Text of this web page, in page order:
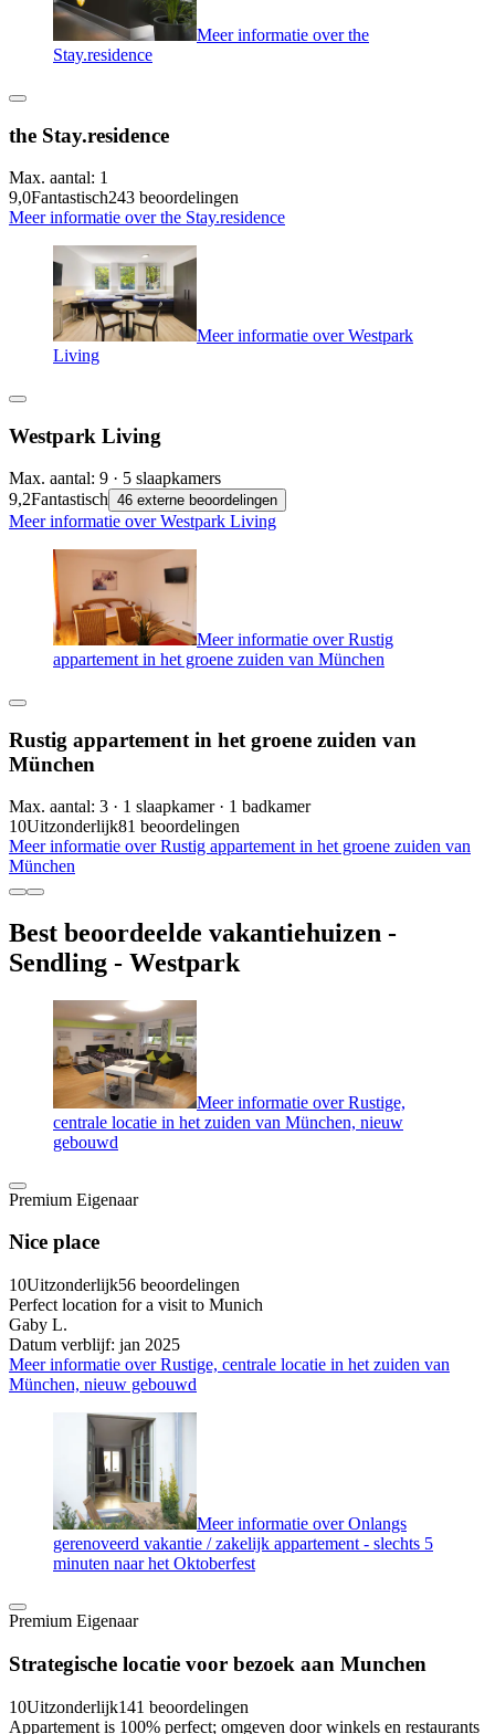
Meer informatie over the
Stay.residence
the Stay.residence
Max. aantal: 1
9,0Fantastisch243 beoordelingen
Meer informatie over the Stay.residence
Meer informatie over Westpark
Living
Westpark Living
Max. aantal: 9 · 5 slaapkamers
9,2Fantastisch 46 externe beoordelingen
Meer informatie over Westpark Living
Meer informatie over Rustig
appartement in het groene zuiden van München
Rustig appartement in het groene zuiden van
München
Max. aantal: 3 · 1 slaapkamer · 1 badkamer
10Uitzonderlijk81 beoordelingen
Meer informatie over Rustig appartement in het groene zuiden van
München
Best beoordeelde vakantiehuizen -
Sendling - Westpark
Meer informatie over Rustige,
centrale locatie in het zuiden van München, nieuw
gebouwd
Premium Eigenaar
Nice place
10Uitzonderlijk56 beoordelingen
Perfect location for a visit to Munich
Gaby L.
Datum verblijf: jan 2025
Meer informatie over Rustige, centrale locatie in het zuiden van
München, nieuw gebouwd
Meer informatie over Onlangs
gerenoveerd vakantie / zakelijk appartement - slechts 5
minuten naar het Oktoberfest
Premium Eigenaar
Strategische locatie voor bezoek aan Munchen
10Uitzonderlijk141 beoordelingen
Appartement is 100% perfect; omgeven door winkels en restaurants